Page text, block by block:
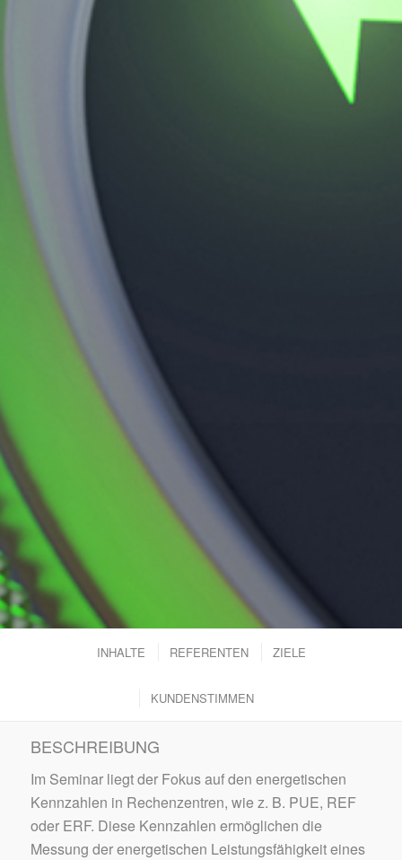
INHALTE REFERENTEN ZIELE
KUNDENSTIMMEN
BESCHREIBUNG
Im Seminar liegt der Fokus auf den energetischen
Kennzahlen in Rechenzentren, wie z. B. PUE, REF
oder ERF. Diese Kennzahlen ermöglichen die
Messung der energetischen Leistungsfähigkeit eines